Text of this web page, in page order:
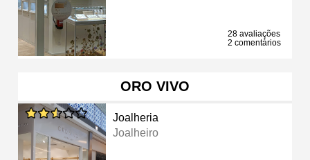
28 avaliações
2 comentários
ORO VIVO
Joalheria
Joalheiro